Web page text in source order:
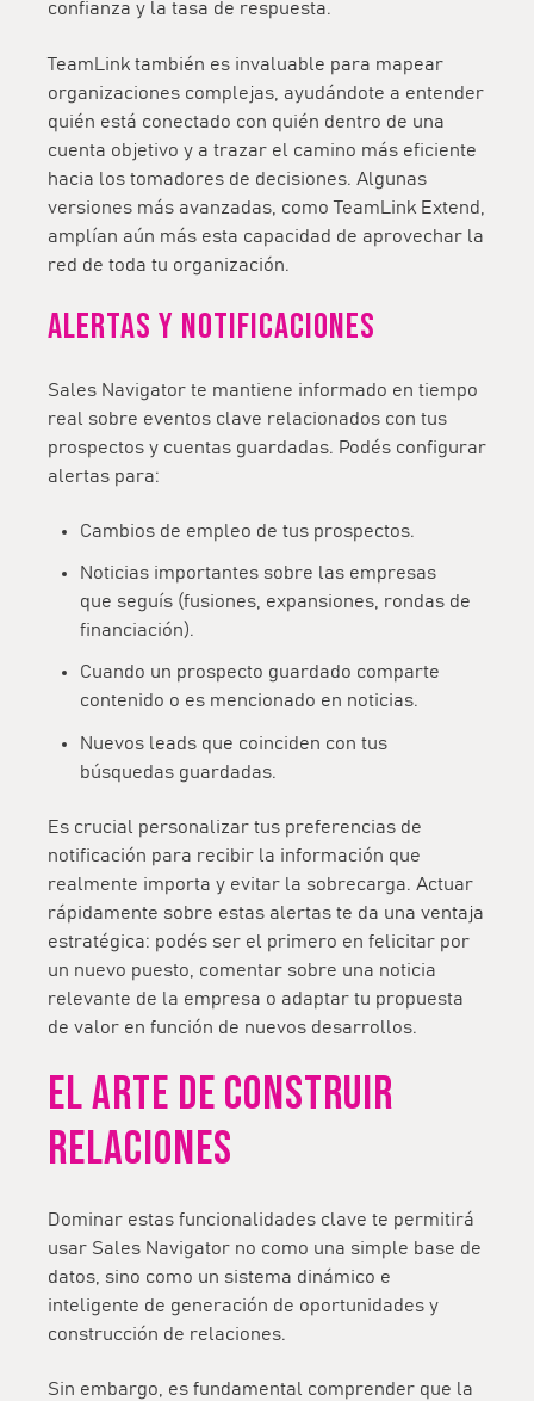
confianza y la tasa de respuesta.
TeamLink también es invaluable para mapear
organizaciones complejas, ayudándote a entender
quién está conectado con quién dentro de una
cuenta objetivo y a trazar el camino más eficiente
hacia los tomadores de decisiones. Algunas
versiones más avanzadas, como TeamLink Extend,
amplían aún más esta capacidad de aprovechar la
red de toda tu organización.
Alertas y Notificaciones
Sales Navigator te mantiene informado en tiempo
real sobre eventos clave relacionados con tus
prospectos y cuentas guardadas. Podés configurar
alertas para:
Cambios de empleo de tus prospectos.
Noticias importantes sobre las empresas
que seguís (fusiones, expansiones, rondas de
financiación).
Cuando un prospecto guardado comparte
contenido o es mencionado en noticias.
Nuevos leads que coinciden con tus
búsquedas guardadas.
Es crucial personalizar tus preferencias de
notificación para recibir la información que
realmente importa y evitar la sobrecarga. Actuar
rápidamente sobre estas alertas te da una ventaja
estratégica: podés ser el primero en felicitar por
un nuevo puesto, comentar sobre una noticia
relevante de la empresa o adaptar tu propuesta
de valor en función de nuevos desarrollos.
EL ARTE DE CONSTRUIR
RELACIONES
Dominar estas funcionalidades clave te permitirá
usar Sales Navigator no como una simple base de
datos, sino como un sistema dinámico e
inteligente de generación de oportunidades y
construcción de relaciones.
Sin embargo, es fundamental comprender que la